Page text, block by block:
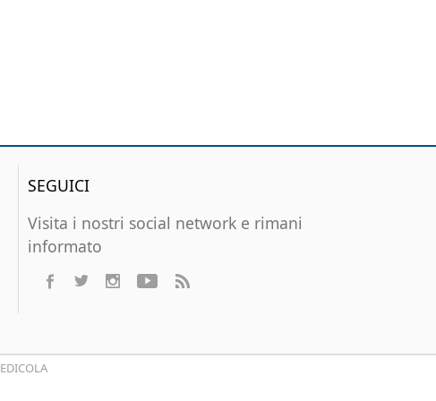
SEGUICI
Visita i nostri social network e rimani
informato
EDICOLA